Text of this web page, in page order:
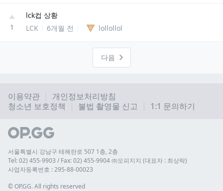
1
lck컵 상황
LCK
6개월 전 lollollol
다음
이용약관
개인정보처리방침
청소년 보호정책
불법 촬영물 신고 1:1 문의하기
서울특별시 강남구 테헤란로 507 1층, 2층
Tel: 02) 455-9903 / Fax: 02) 455-9904 ㈜오피지지 (대표자 : 최상락)
사업자등록번호 : 295-88-00023
© OP.GG. All rights reserved